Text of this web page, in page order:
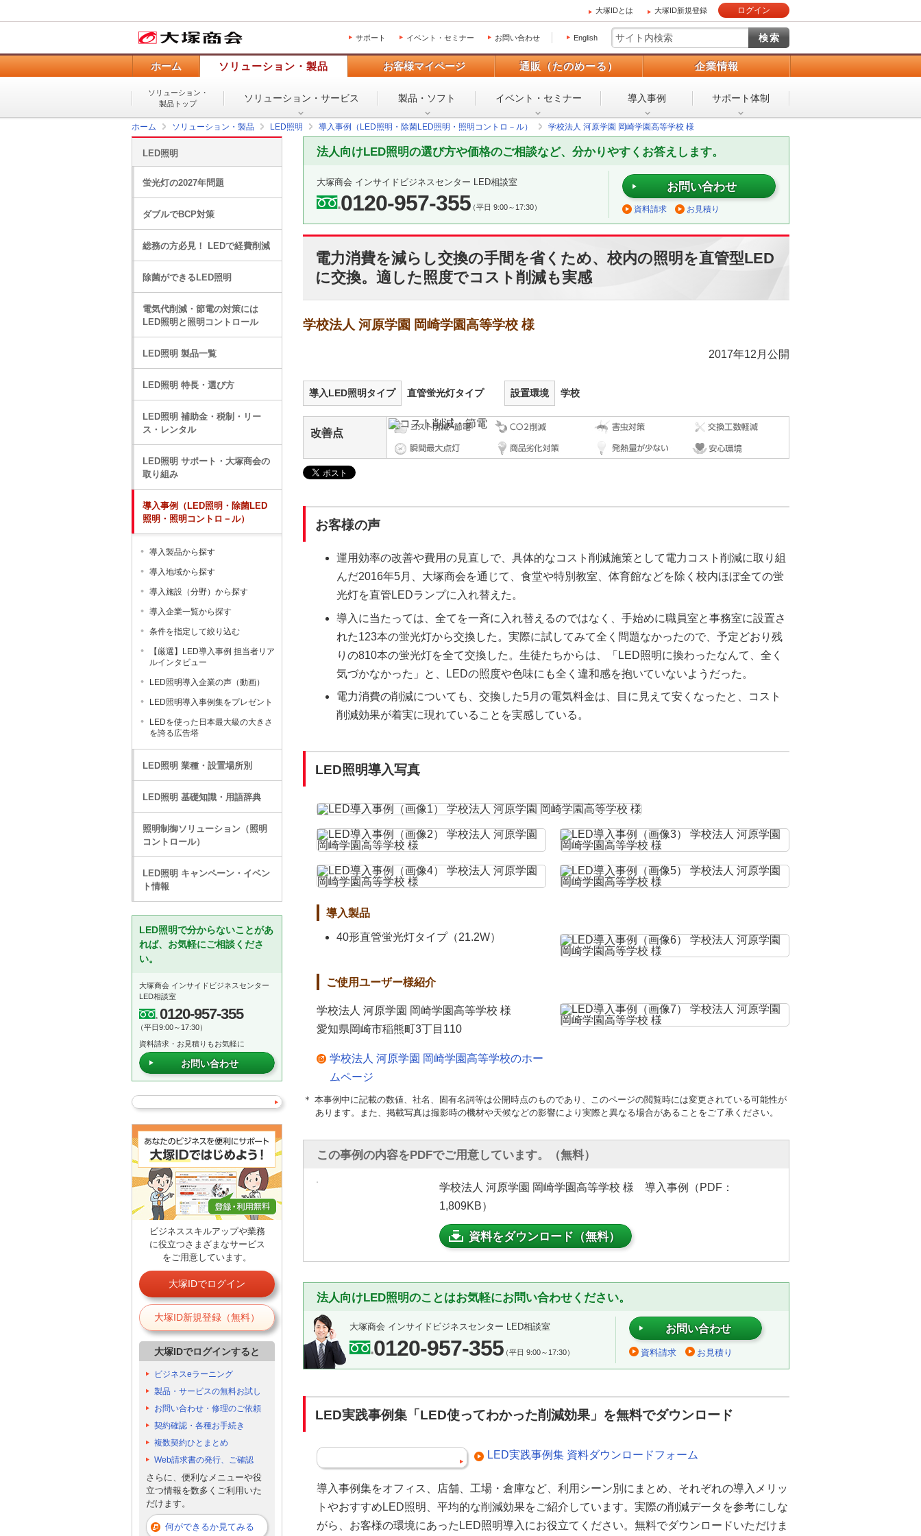
大塚IDとは 大塚ID新規登録 ログイン
サポート イベント・セミナー お問い合わせ English
ホーム ソリューション・製品 お客様マイページ 通販（たのめーる） 企業情報
ソリューション・
製品トップ
ソリューション・ サービス 製品・ソフト イベント・ セミナー 導入事例 サポート体制
ホーム ソリューション・製品 LED照明 導入事例（LED照明・除菌LED照明・照明コントロ－ル） 学校法人 河原学園 岡崎学園高等学校 様
法人向けLED照明の選び方や価格のご相談など、分かりやすくお答えします。
大塚商会 インサイドビジネスセンター LED相談室
0120-957-355（平日 9:00～17:30）
お問い合わせ
資料請求 お見積り
電力消費を減らし交換の手間を省くため、校内の照明を直管型LED
に交換。適した照度でコスト削減も実感
学校法人 河原学園 岡崎学園高等学校 様
2017年12月公開
導入LED照明タイプ 直管蛍光灯タイプ 設置環境 学校
改善点
お客様の声
運用効率の改善や費用の見直しで、具体的なコスト削減施策として電力コスト削減に取り組
んだ2016年5月、大塚商会を通じて、食堂や特別教室、体育館などを除く校内ほぼ全ての蛍
光灯を直管LEDランプに入れ替えた。
導入に当たっては、全てを一斉に入れ替えるのではなく、手始めに職員室と事務室に設置さ
れた123本の蛍光灯から交換した。実際に試してみて全く問題なかったので、予定どおり残
りの810本の蛍光灯を全て交換した。生徒たちからは、「LED照明に換わったなんて、全く
気づかなかった」と、LEDの照度や色味にも全く違和感を抱いていないようだった。
電力消費の削減についても、交換した5月の電気料金は、目に見えて安くなったと、コスト
削減効果が着実に現れていることを実感している。
LED照明導入写真
導入製品
40形直管蛍光灯タイプ（21.2W）
ご使用ユーザー様紹介
学校法人 河原学園 岡崎学園高等学校 様
愛知県岡崎市稲熊町3丁目110
学校法人 河原学園 岡崎学園高等学校のホー
ムページ
＊ 本事例中に記載の数値、社名、固有名詞等は公開時点のものであり、このページの閲覧時には変更されている可能性が
あります。また、掲載写真は撮影時の機材や天候などの影響により実際と異なる場合があることをご了承ください。
この事例の内容をPDFでご用意しています。（無料）
学校法人 河原学園 岡崎学園高等学校 様 導入事例（PDF：
1,809KB）
資料をダウンロード（無料）
法人向けLED照明のことはお気軽にお問い合わせください。
大塚商会 インサイドビジネスセンター LED相談室
0120-957-355（平日 9:00～17:30）
お問い合わせ
資料請求 お見積り
LED実践事例集「LED使ってわかった削減効果」を無料でダウンロード
LED実践事例集 資料ダウンロードフォーム
導入事例集をオフィス、店舗、工場・倉庫など、利用シーン別にまとめ、それぞれの導入メリッ
トやおすすめLED照明、平均的な削減効果をご紹介しています。実際の削減データを参考にしな
がら、お客様の環境にあったLED照明導入にお役立てください。無料でダウンロードいただけま
LED照明
蛍光灯の2027年問題
ダブルでBCP対策
総務の方必見！ LEDで経費削減
除菌ができるLED照明
電気代削減・節電の対策には
LED照明と照明コントロール
LED照明 製品一覧
LED照明 特長・選び方
LED照明 補助金・税制・リー
ス・レンタル
LED照明 サポート・大塚商会の
取り組み
導入事例（LED照明・除菌LED
照明・照明コントロ－ル）
導入製品から探す
導入地域から探す
導入施設（分野）から探す
導入企業一覧から探す
条件を指定して絞り込む
【厳選】LED導入事例 担当者リア
ルインタビュー
LED照明導入企業の声（動画）
LED照明導入事例集をプレゼント
LEDを使った日本最大級の大きさ
を誇る広告塔
LED照明 業種・設置場所別
LED照明 基礎知識・用語辞典
照明制御ソリューション（照明
コントロール）
LED照明 キャンペーン・イベン
ト情報
LED照明で分からないことがあ
れば、お気軽にご相談くださ
い。
大塚商会 インサイドビジネスセンター
LED相談室
0120-957-355
（平日9:00～17:30）
資料請求・お見積りもお気軽に
お問い合わせ
ビジネススキルアップや業務
に役立つさまざまなサービス
をご用意しています。
大塚IDでログイン
大塚ID新規登録（無料）
大塚IDでログインすると
ビジネスeラーニング
製品・サービスの無料お試し
お問い合わせ・修理のご依頼
契約確認・各種お手続き
複数契約ひとまとめ
Web請求書の発行、ご確認
さらに、便利なメニューや役
立つ情報を数多くご利用いた
だけます。
何ができるか見てみる